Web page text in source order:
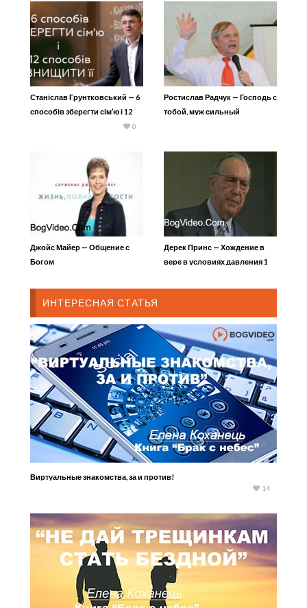
Станіслав Грунтковський — 6
способів зберегти сім’ю і 12
0
Ростислав Радчук — Господь с
тобой, муж сильный
Джойс Майер — Общение с
Богом
Дерек Принс — Хождение в
вере в условиях давления 1
ИНТЕРЕСНАЯ СТАТЬЯ
Виртуальные знакомства, за и против!
14